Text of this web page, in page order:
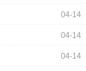
04-14
04-14
04-14